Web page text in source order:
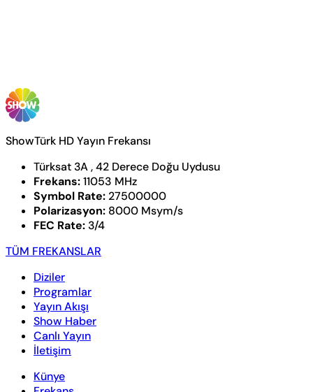
ShowTürk HD Yayın Frekansı
Türksat 3A , 42 Derece Doğu Uydusu
Frekans:11053 MHz
Symbol Rate: 27500000
Polarizasyon: 8000 Msym/s
FEC Rate: 3/4
TÜM FREKANSLAR
Diziler
Programlar
Yayın Akışı
Show Haber
Canlı Yayın
İletişim
Künye